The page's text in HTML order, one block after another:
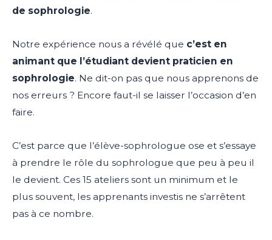
de sophrologie.
Notre expérience nous a révélé que c’est en
animant que l’étudiant devient praticien en
sophrologie. Ne dit-on pas que nous apprenons de
nos erreurs ? Encore faut-il se laisser l’occasion d’en
faire.
C’est parce que l’élève-sophrologue ose et s’essaye
à prendre le rôle du sophrologue que peu à peu il
le devient. Ces 15 ateliers sont un minimum et le
plus souvent, les apprenants investis ne s’arrêtent
pas à ce nombre.